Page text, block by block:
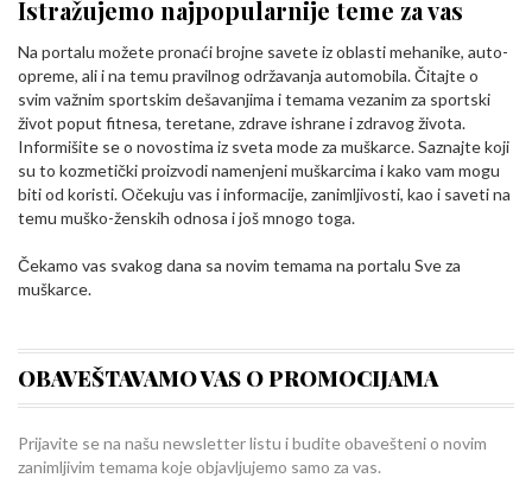
Istražujemo najpopularnije teme za vas
Na portalu možete pronaći brojne savete iz oblasti mehanike, auto-
opreme, ali i na temu pravilnog održavanja automobila. Čitajte o
svim važnim sportskim dešavanjima i temama vezanim za sportski
život poput fitnesa, teretane, zdrave ishrane i zdravog života.
Informišite se o novostima iz sveta mode za muškarce. Saznajte koji
su to kozmetički proizvodi namenjeni muškarcima i kako vam mogu
biti od koristi. Očekuju vas i informacije, zanimljivosti, kao i saveti na
temu muško-ženskih odnosa i još mnogo toga.
Čekamo vas svakog dana sa novim temama na portalu Sve za
muškarce.
OBAVEŠTAVAMO VAS O PROMOCIJAMA
Prijavite se na našu newsletter listu i budite obavešteni o novim
zanimljivim temama koje objavljujemo samo za vas.